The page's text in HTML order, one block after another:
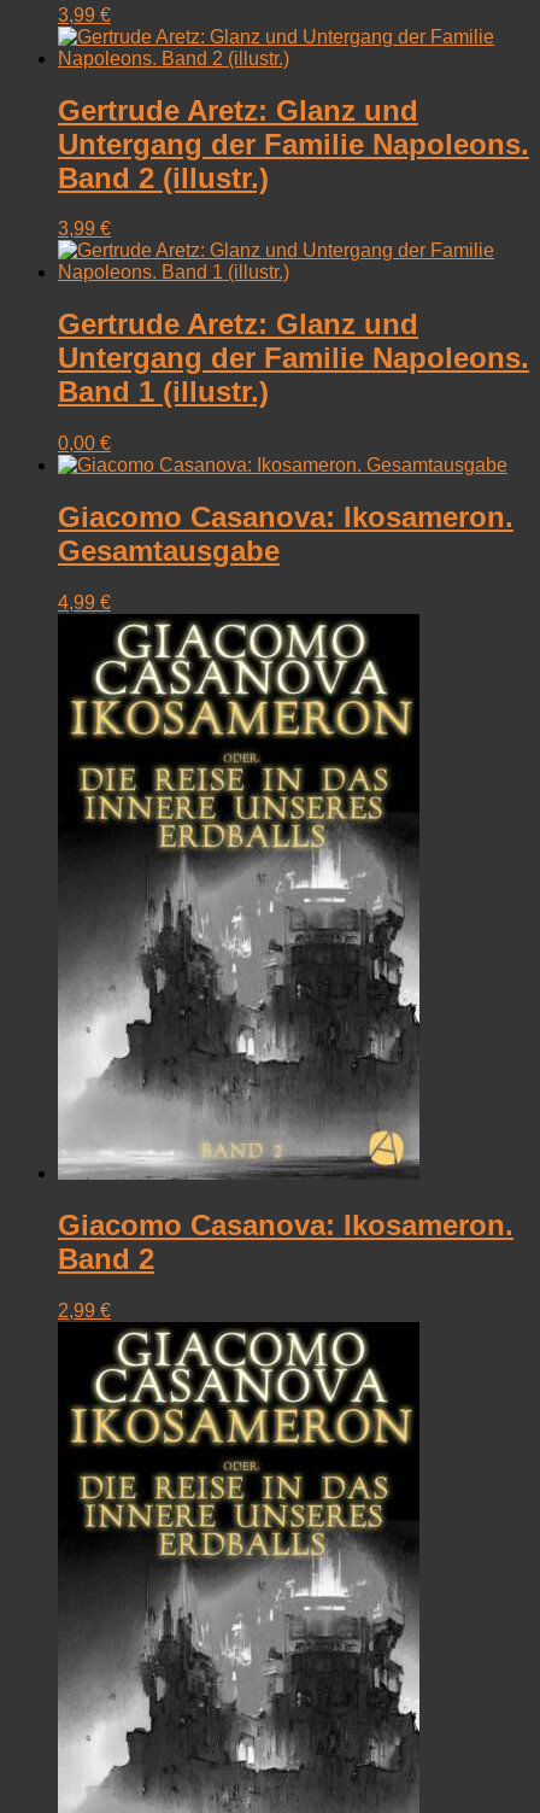
3,99 €
Gertrude Aretz: Glanz und
Untergang der Familie Napoleons.
Band 2 (illustr.)
3,99 €
Gertrude Aretz: Glanz und
Untergang der Familie Napoleons.
Band 1 (illustr.)
0,00 €
Giacomo Casanova: Ikosameron.
Gesamtausgabe
4,99 €
Giacomo Casanova: Ikosameron.
Band 2
2,99 €